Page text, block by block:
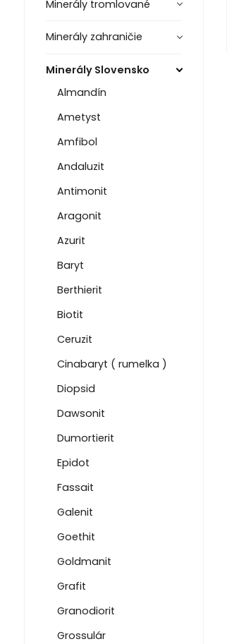
Minerály tromlované
Minerály zahraničie
Minerály Slovensko
Almandín
Ametyst
Amfibol
Andaluzit
Antimonit
Aragonit
Azurit
Baryt
Berthierit
Biotit
Ceruzit
Cinabaryt ( rumelka )
Diopsid
Dawsonit
Dumortierit
Epidot
Fassait
Galenit
Goethit
Goldmanit
Grafit
Granodiorit
Grossulár